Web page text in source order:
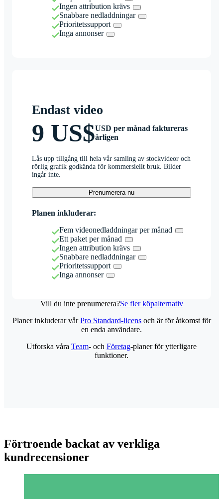
Ingen attribution krävs
Snabbare nedladdningar
Prioritetssupport
Inga annonser
Endast video
9 US$USD per månad faktureras
årligen
Lås upp tillgång till hela vår samling av stockvideor och
rörlig grafik godkända för kommersiellt bruk. Bilder
ingår inte.
Prenumerera nu
Planen inkluderar:
Fem videonedladdningar per månad
Ett paket per månad
Ingen attribution krävs
Snabbare nedladdningar
Prioritetssupport
Inga annonser
Vill du inte prenumerera?Se fler köpalternativ
Planer inkluderar vårPro Standard-licensoch är för åtkomst för
en enda användare.
Utforska våra Team- och Företag-planer för ytterligare
funktioner.
Förtroende backat av verkliga
kundrecensioner